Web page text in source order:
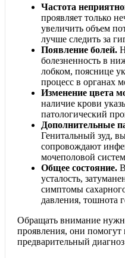
Частота
проявляет только
увеличить объем
лучше следить за
Появление болей.
болезненность в
лобком, пояснице
процесс в органах
Изменение цвета
наличие крови
патологический
Дополнительные
Генитальный зуд,
сопровождают
мочеполовой
Общее состояние.
усталость,
симптомы
давления, тошнота
Обращать внимание
проявления, они помогут
предварительный